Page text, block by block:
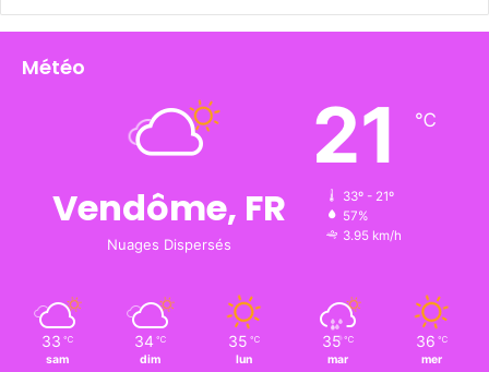
Météo
Vendôme, FR
Nuages Dispersés
21 ℃
33º - 21º
57%
3.95 km/h
33 ℃
sam
34 ℃
dim
35 ℃
lun
35 ℃
mar
36 ℃
mer